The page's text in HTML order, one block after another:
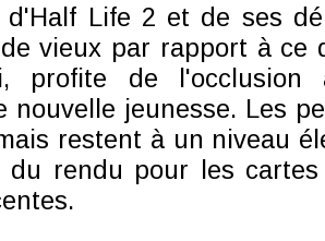
d'Half Life 2 et de ses
vieux par rapport à ce
profite de l'occlusion
nouvelle jeunesse. Les
restent à un niveau
du rendu pour les